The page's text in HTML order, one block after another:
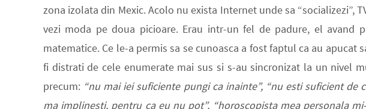
zona izolata din Mexic. Acolo nu exista Internet unde sa “socializezi”,
vezi moda pe doua picioare. Erau intr-un fel de padure, el avand
matematice. Ce le-a permis sa se cunoasca a fost faptul ca au apucat
fi distrati de cele enumerate mai sus si s-au sincronizat la un nivel
precum: “nu mai iei suficiente pungi ca inainte”, “nu esti suficient de
ma implinesti, pentru ca eu nu pot”, “horoscopista mea personala